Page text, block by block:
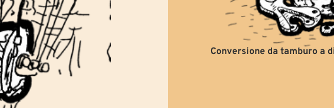
Conversione da tamburo a